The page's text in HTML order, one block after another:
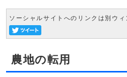
ソーシャルサイトへのリンクは別ウ
農地の転用